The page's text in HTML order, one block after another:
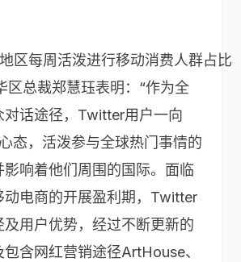
区每周活泼进行移动消费人群占
区总裁郑慧珏表明：“作为全
对话途径，Twitter用户一向
心态，活泼参与全球热门事情的
影响着他们周围的国际。面临
动电商的开展盈利期，Twitter
用户优势，经过不断更新的
含网红营销途径ArtHouse、